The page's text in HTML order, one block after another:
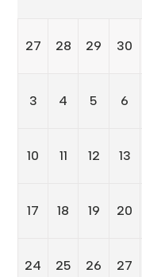
27 28 29 30
3 4 5 6
10 11 12 13
17 18 19 20
24 25 26 27